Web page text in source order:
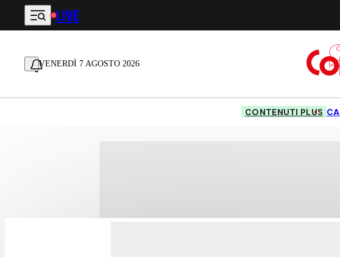
Vai al contenuto principale
LIVE
VENERDÌ 7 AGOSTO 2026
CONTENUTI PLUS